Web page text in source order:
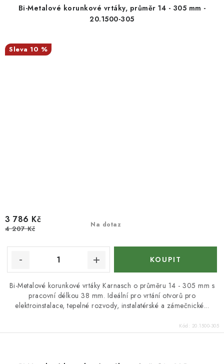
Bi-Metalové korunkové vrtáky, průměr 14 - 305 mm -
20.1500-305
10 %
Na dotaz
3 786 Kč
4 207 Kč
Bi-Metalové korunkové vrtáky Karnasch o průměru 14 - 305 mm s
pracovní délkou 38 mm. Ideální pro vrtání otvorů pro
elektroinstalace, tepelné rozvody, instalatérské a zámečnické...
Kód: 20.1500-305